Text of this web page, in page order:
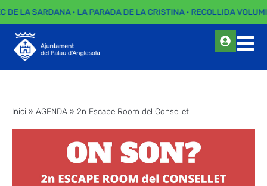
DE LA SARDANA · LA PARADA DE LA CRISTINA · RECOLLIDA
Inici » AGENDA » 2n Escape Room del Consellet